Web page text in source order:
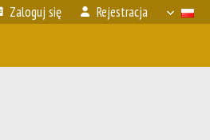
Zaloguj się Rejestracja